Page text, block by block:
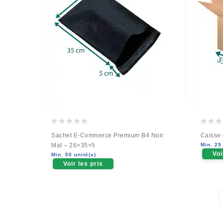
out
of
5
Sachet E-Commerce Premium B4 Noir
Mat – 26×35+5
Min. 50 unité(s)
Voir les prix
out
of
5
Caisse
Min.